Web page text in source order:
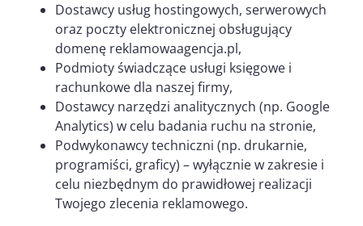
Dostawcy usług hostingowych, serwerowych
oraz poczty elektronicznej obsługujący
domenę reklamowaagencja.pl,
Podmioty świadczące usługi księgowe i
rachunkowe dla naszej firmy,
Dostawcy narzędzi analitycznych (np. Google
Analytics) w celu badania ruchu na stronie,
Podwykonawcy techniczni (np. drukarnie,
programiści, graficy) – wyłącznie w zakresie i
celu niezbędnym do prawidłowej realizacji
Twojego zlecenia reklamowego.